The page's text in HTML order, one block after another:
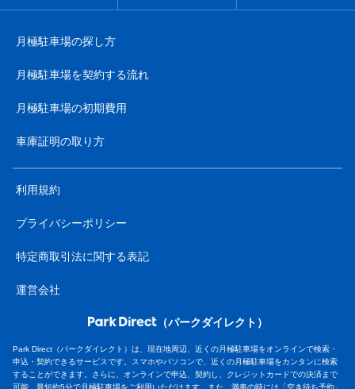
月極駐車場の探し方
月極駐車場を契約する流れ
月極駐車場の初期費用
車庫証明の取り方
利用規約
プライバシーポリシー
特定商取引法に関する表記
運営会社
（パークダイレクト）
Park Direct（パークダイレクト）は、現在地周辺、近くの月極駐車場をオンラインで検索・
申込・契約できるサービスです。スマホやパソコンで、近くの月極駐車場をカンタンに検索
することができます。さらに、オンラインで申込、契約し、クレジットカードでの決済まで
可能。最短約5分で月極駐車場をご利用いただけます。また、満車の時には「空き待ち予約」